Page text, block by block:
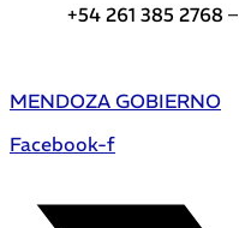
+54 261 385 2768 –
MENDOZA GOBIERNO
Facebook-f